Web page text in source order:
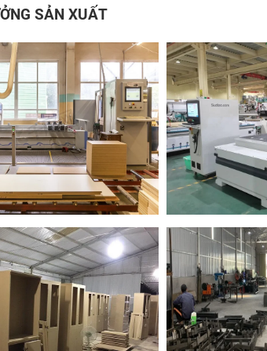
SẢN XUẤT